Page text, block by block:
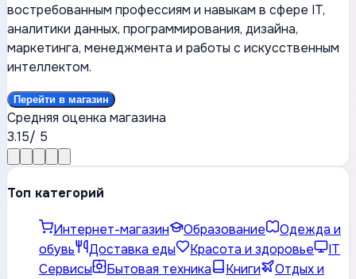
востребованным профессиям и навыкам в сфере IT,
аналитики данных, программирования, дизайна,
маркетинга, менеджмента и работы с искусственным
интеллектом.
Перейти в магазин
Средняя оценка магазина
3.15/ 5
Топ категорий
Интернет-магазин Образование
Одежда и
обувь
Доставка еды Красота и здоровье
IT
Сервисы
Бытовая техника Книги
Отдых и